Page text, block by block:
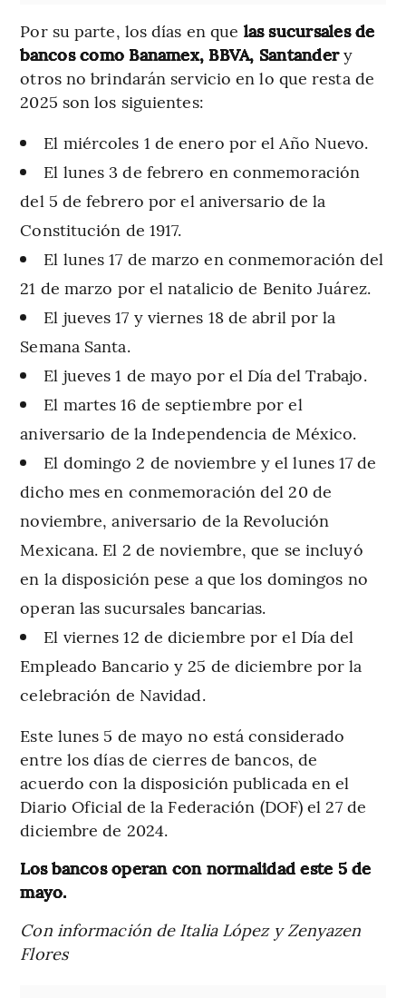
Por su parte, los días en que las sucursales de
bancos como Banamex, BBVA, Santandery
otros no brindarán servicio en lo que resta de
2025 son los siguientes:
El miércoles 1 de enero por el Año Nuevo.
El lunes 3 de febrero en conmemoración
del 5 de febrero por el aniversario de la
Constitución de 1917.
El lunes 17 de marzo en conmemoración del
21 de marzo por el natalicio de Benito Juárez.
El jueves 17 y viernes 18 de abril por la
Semana Santa.
El jueves 1 de mayo por el Día del Trabajo.
El martes 16 de septiembre por el
aniversario de la Independencia de México.
El domingo 2 de noviembre y el lunes 17 de
dicho mes en conmemoración del 20 de
noviembre, aniversario de la Revolución
Mexicana. El 2 de noviembre, que se incluyó
en la disposición pese a que los domingos no
operan las sucursales bancarias.
El viernes 12 de diciembre por el Día del
Empleado Bancario y 25 de diciembre por la
celebración de Navidad.
Este lunes 5 de mayo no está considerado
entre los días de cierres de bancos, de
acuerdo con la disposición publicada en el
Diario Oficial de la Federación (DOF) el 27 de
diciembre de 2024.
Los bancos operan con normalidad este 5 de
mayo.
Con información de Italia López y Zenyazen
Flores